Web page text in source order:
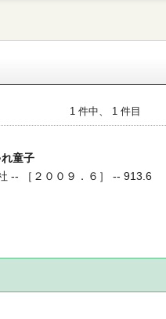
1 件中、 1 件目
童子
-- ［２００９．６］ -- 913.6